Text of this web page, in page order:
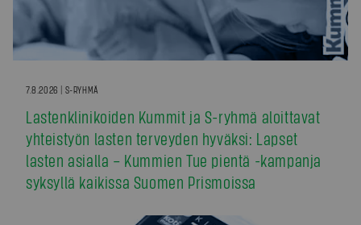
7.8.2026 | S-RYHMÄ
Lastenklinikoiden Kummit ja S-ryhmä aloittavat
yhteistyön lasten terveyden hyväksi: Lapset
lasten asialla – Kummien Tue pientä -kampanja
syksyllä kaikissa Suomen Prismoissa